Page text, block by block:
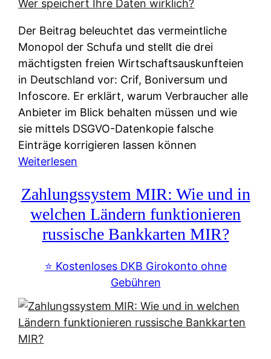
Der Beitrag beleuchtet das vermeintliche
Monopol der Schufa und stellt die drei
mächtigsten freien Wirtschaftsauskunfteien
in Deutschland vor: Crif, Boniversum und
Infoscore. Er erklärt, warum Verbraucher alle
Anbieter im Blick behalten müssen und wie
sie mittels DSGVO-Datenkopie falsche
Einträge korrigieren lassen können
Weiterlesen
c
h
u
f
-
l
t
Zahlungssystem MIR: Wie und in
welchen Ländern funktionieren
russische Bankkarten MIR?
⭐️ Kostenloses DKB Girokonto ohne
Gebühren